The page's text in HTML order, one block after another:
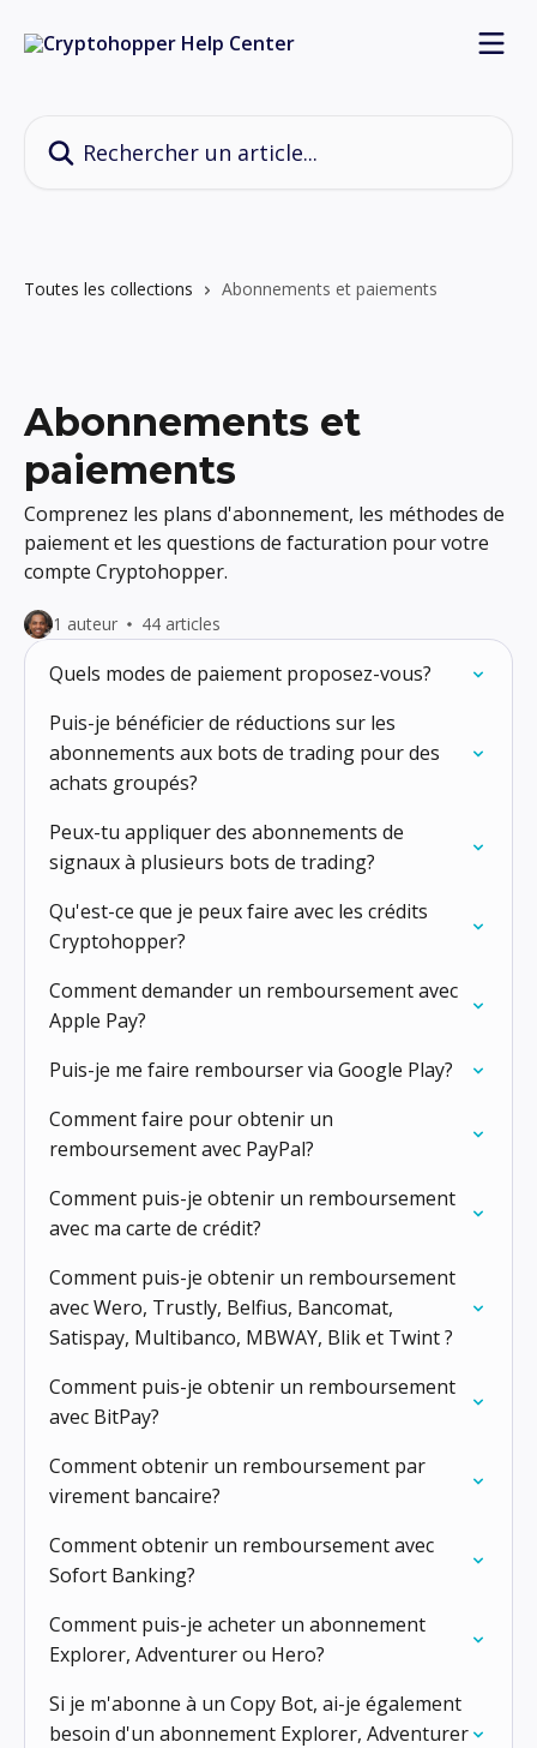
Toutes les collections Abonnements et paiements
Abonnements et
paiements
Comprenez les plans d'abonnement, les méthodes de
paiement et les questions de facturation pour votre
compte Cryptohopper.
1 auteur 44 articles
Quels modes de paiement proposez-vous?
Puis-je bénéficier de réductions sur les
abonnements aux bots de trading pour des
achats groupés?
Peux-tu appliquer des abonnements de
signaux à plusieurs bots de trading?
Qu'est-ce que je peux faire avec les crédits
Cryptohopper?
Comment demander un remboursement avec
Apple Pay?
Puis-je me faire rembourser via Google Play?
Comment faire pour obtenir un
remboursement avec PayPal?
Comment puis-je obtenir un remboursement
avec ma carte de crédit?
Comment puis-je obtenir un remboursement
avec Wero, Trustly, Belfius, Bancomat,
Satispay, Multibanco, MBWAY, Blik et Twint ?
Comment puis-je obtenir un remboursement
avec BitPay?
Comment obtenir un remboursement par
virement bancaire?
Comment obtenir un remboursement avec
Sofort Banking?
Comment puis-je acheter un abonnement
Explorer, Adventurer ou Hero?
Si je m'abonne à un Copy Bot, ai-je également
besoin d'un abonnement Explorer, Adventurer